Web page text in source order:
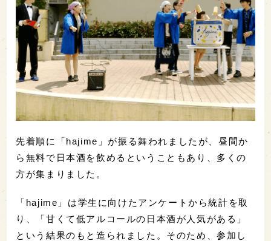
先着順に「hajime」が振る舞われましたが、昼間か
ら無料で日本酒を飲めるということもあり、多くの
方が集まりました。
「hajime」は学生に向けたアンケートから統計を取
り、「甘くて低アルコールの日本酒が人気がある」
という結果のもと造られました。そのため、参加し